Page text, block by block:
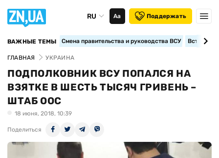
RU Аа Поддержать
ВАЖНЫЕ ТЕМЫ Смена правительства и руководства ВСУ
ГЛАВНАЯ УКРАИНА
ПОДПОЛКОВНИК ВСУ ПОПАЛСЯ НА
ВЗЯТКЕ В ШЕСТЬ ТЫСЯЧ ГРИВЕНЬ –
ШТАБ ООС
18 июня, 2018, 10:39
Поделиться